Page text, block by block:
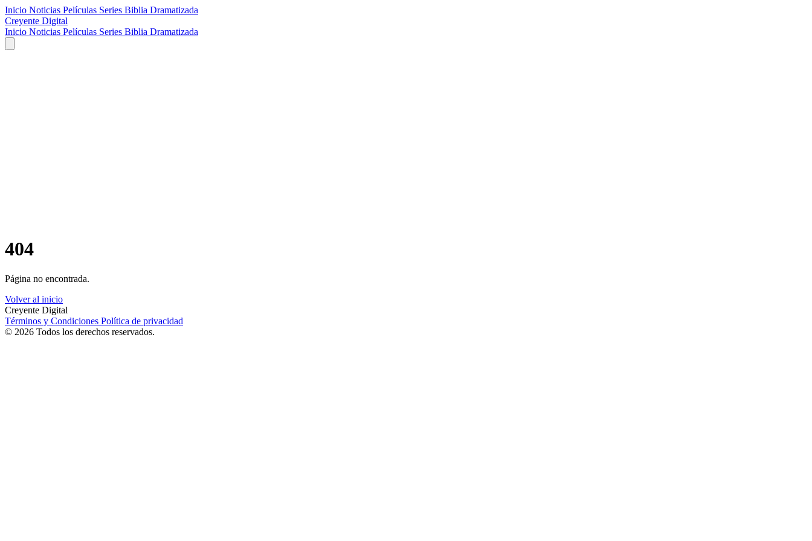
Inicio Noticias Películas Series Biblia Dramatizada
Creyente Digital
Inicio Noticias Películas Series Biblia Dramatizada
404
Página no encontrada.
Volver al inicio
Creyente Digital
Términos y Condiciones Política de privacidad
© 2026 Todos los derechos reservados.